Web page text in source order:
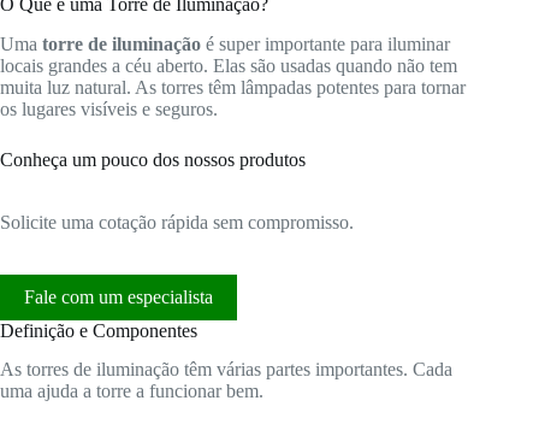
Uma torre de iluminação é super importante para iluminar
locais grandes a céu aberto. Elas são usadas quando não tem
muita luz natural. As torres têm lâmpadas potentes para tornar
os lugares visíveis e seguros.
Conheça um pouco dos nossos produtos
Solicite uma cotação rápida sem compromisso.
Fale com um especialista
Definição e Componentes
As torres de iluminação têm várias partes importantes. Cada
uma ajuda a torre a funcionar bem.